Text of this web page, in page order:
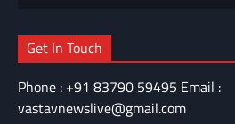
Get In Touch
Phone : +91 83790 59495 Email :
vastavnewslive@gmail.com